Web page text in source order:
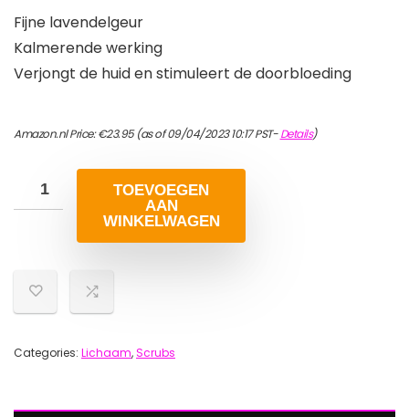
Fijne lavendelgeur
Kalmerende werking
Verjongt de huid en stimuleert de doorbloeding
Amazon.nl Price:€23.95(as of 09/04/2023 10:17 PST-Details)
TOEVOEGEN
AAN
WINKELWAGEN
Categories: Lichaam,Scrubs